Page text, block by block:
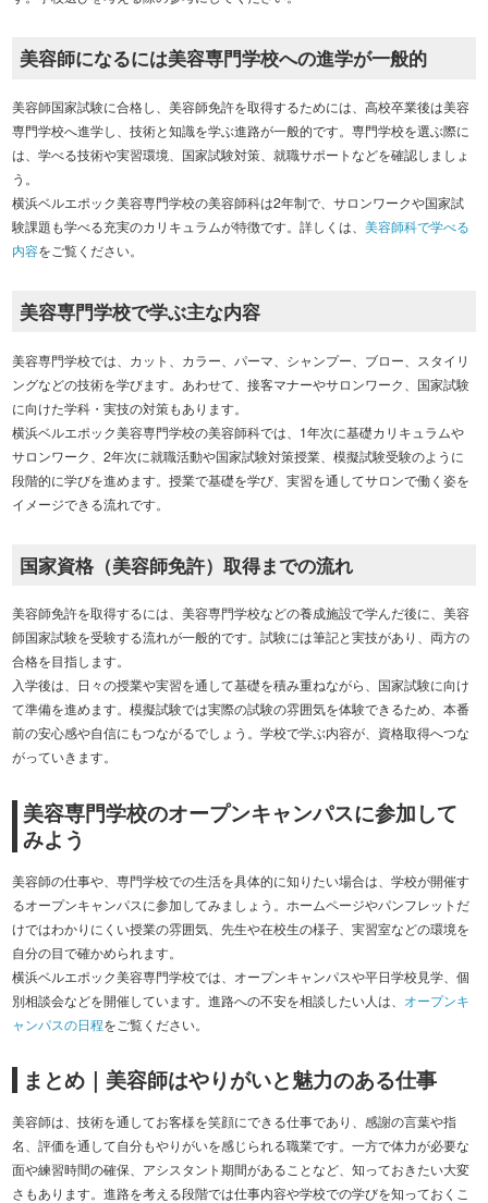
美容師になるには美容専門学校への進学が一般的
美容師国家試験に合格し、美容師免許を取得するためには、高校卒業後は美容
専門学校へ進学し、技術と知識を学ぶ進路が一般的です。専門学校を選ぶ際に
は、学べる技術や実習環境、国家試験対策、就職サポートなどを確認しましょ
う。
横浜ベルエポック美容専門学校の美容師科は2年制で、サロンワークや国家試
験課題も学べる充実のカリキュラムが特徴です。詳しくは、美容師科で学べる
内容をご覧ください。
美容専門学校で学ぶ主な内容
美容専門学校では、カット、カラー、パーマ、シャンプー、ブロー、スタイリ
ングなどの技術を学びます。あわせて、接客マナーやサロンワーク、国家試験
に向けた学科・実技の対策もあります。
横浜ベルエポック美容専門学校の美容師科では、1年次に基礎カリキュラムや
サロンワーク、2年次に就職活動や国家試験対策授業、模擬試験受験のように
段階的に学びを進めます。授業で基礎を学び、実習を通してサロンで働く姿を
イメージできる流れです。
国家資格（美容師免許）取得までの流れ
美容師免許を取得するには、美容専門学校などの養成施設で学んだ後に、美容
師国家試験を受験する流れが一般的です。試験には筆記と実技があり、両方の
合格を目指します。
入学後は、日々の授業や実習を通して基礎を積み重ねながら、国家試験に向け
て準備を進めます。模擬試験では実際の試験の雰囲気を体験できるため、本番
前の安心感や自信にもつながるでしょう。学校で学ぶ内容が、資格取得へつな
がっていきます。
美容専門学校のオープンキャンパスに参加して
みよう
美容師の仕事や、専門学校での生活を具体的に知りたい場合は、学校が開催す
るオープンキャンパスに参加してみましょう。ホームページやパンフレットだ
けではわかりにくい授業の雰囲気、先生や在校生の様子、実習室などの環境を
自分の目で確かめられます。
横浜ベルエポック美容専門学校では、オープンキャンパスや平日学校見学、個
別相談会などを開催しています。進路への不安を相談したい人は、 オープンキ
ャンパスの日程をご覧ください。
まとめ｜美容師はやりがいと魅力のある仕事
美容師は、技術を通してお客様を笑顔にできる仕事であり、感謝の言葉や指
名、評価を通して自分もやりがいを感じられる職業です。一方で体力が必要な
面や練習時間の確保、アシスタント期間があることなど、知っておきたい大変
さもあります。進路を考える段階では仕事内容や学校での学びを知っておくこ